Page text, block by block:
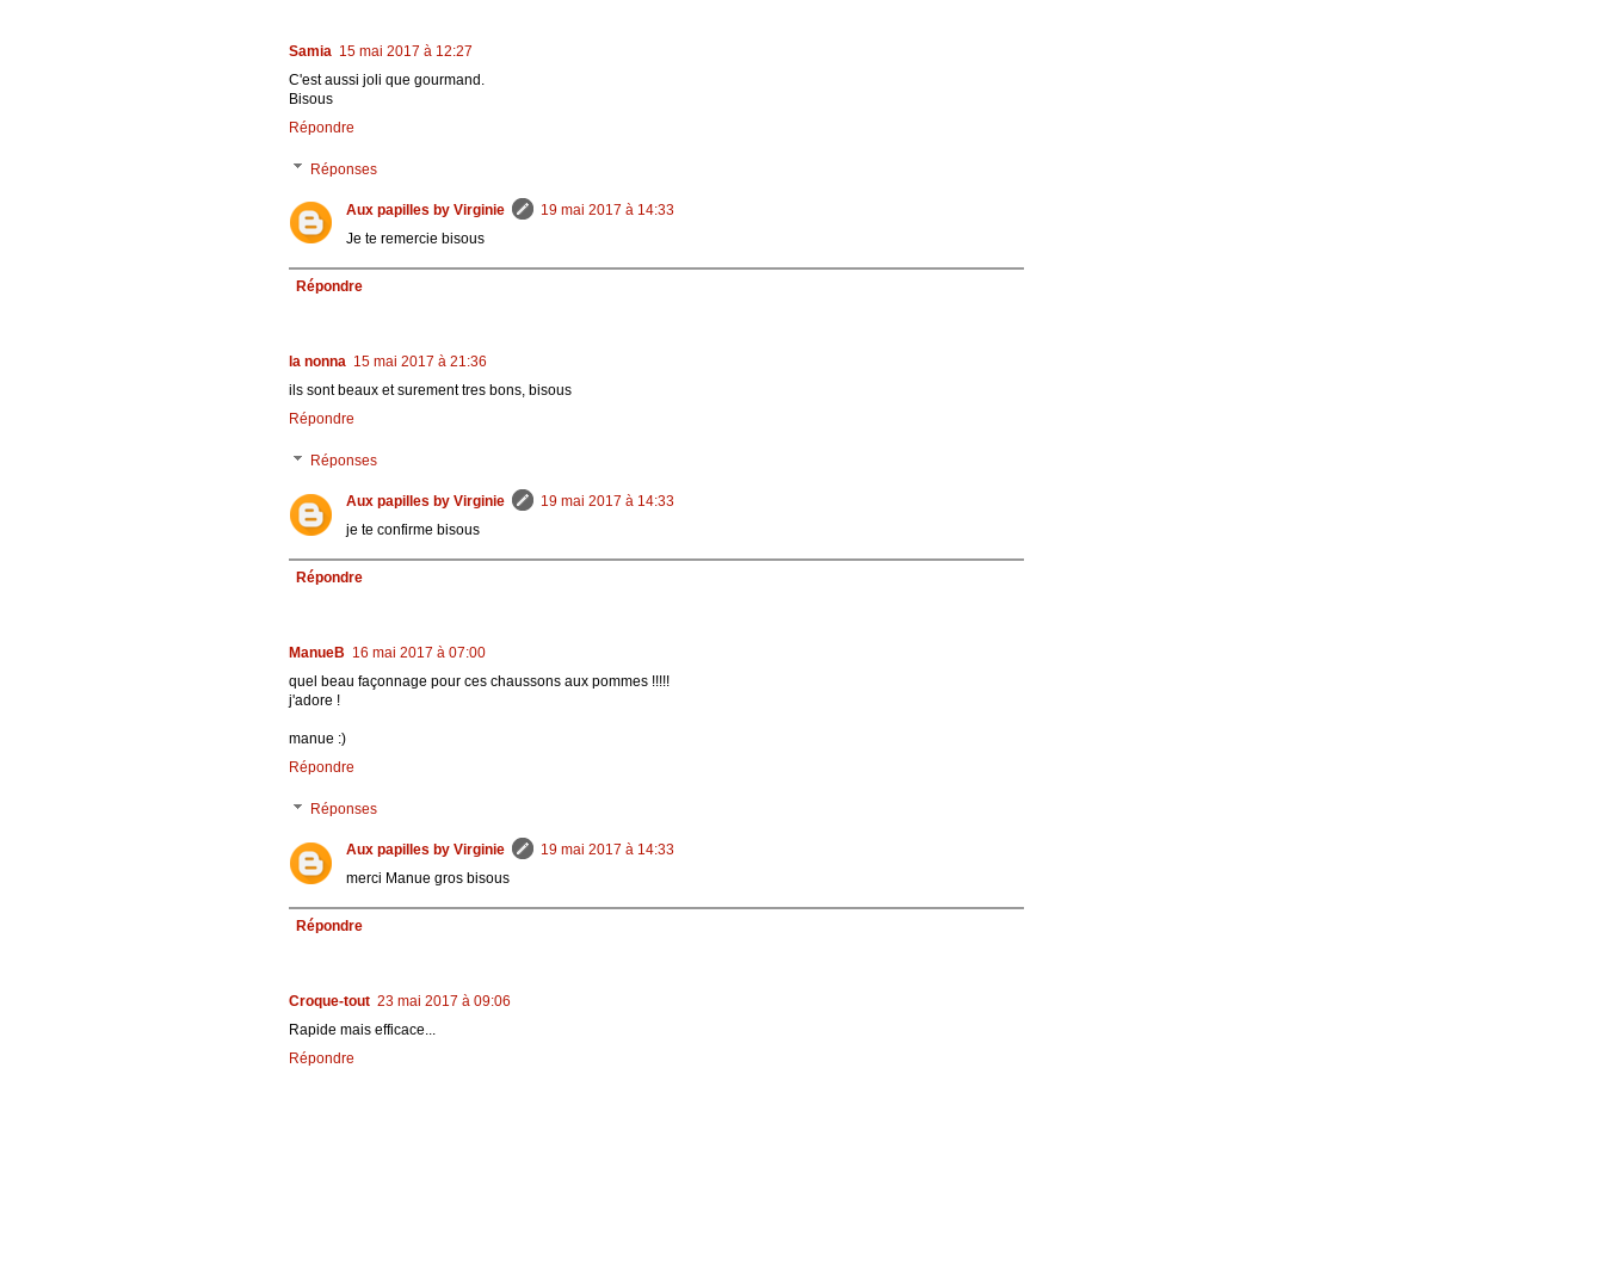
Samia 15 mai 2017 à 12:27
C'est aussi joli que gourmand.
Bisous
Répondre
Réponses
Aux papilles by Virginie
19 mai 2017 à 14:33
Je te remercie bisous
Répondre
la nonna 15 mai 2017 à 21:36
ils sont beaux et surement tres bons, bisous
Répondre
Réponses
Aux papilles by Virginie
19 mai 2017 à 14:33
je te confirme bisous
Répondre
ManueB 16 mai 2017 à 07:00
quel beau façonnage pour ces chaussons aux pommes !!!!!
j'adore !
manue :)
Répondre
Réponses
Aux papilles by Virginie
19 mai 2017 à 14:33
merci Manue gros bisous
Répondre
Croque-tout 23 mai 2017 à 09:06
Rapide mais efficace...
Répondre